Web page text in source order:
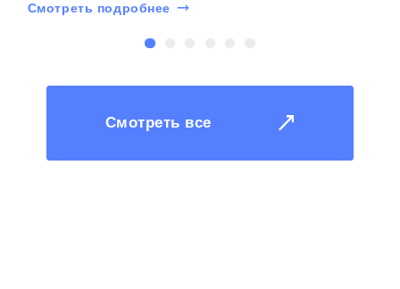
Смотреть подробнее
Смотреть все